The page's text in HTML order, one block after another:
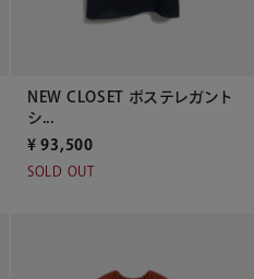
NEW CLOSET ポステレガント
シ...
¥ 93,500
SOLD OUT